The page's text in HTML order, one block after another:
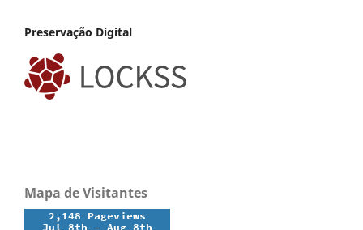
Preservação Digital
Mapa de Visitantes